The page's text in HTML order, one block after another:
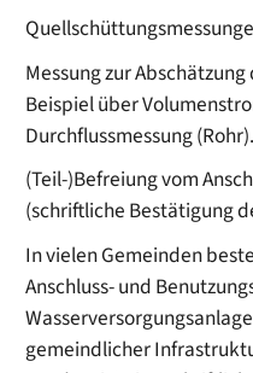
Messung zur
Beispiel über
Durchflussmessung (Rohr).
(Teil-)Befreiung vom
(schriftliche Bestätigung
In vielen Gemeinden
Anschluss- und
gemeindlicher